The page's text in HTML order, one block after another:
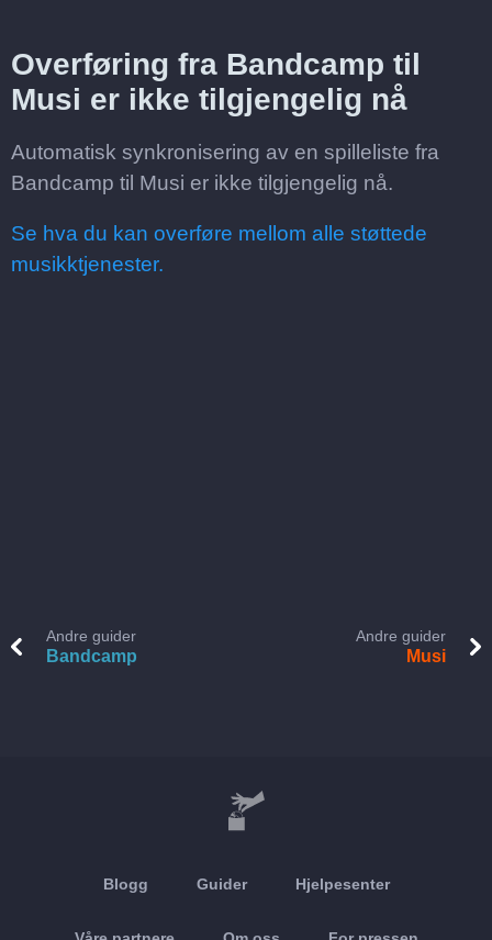
Overføring fra Bandcamp til
Musi er ikke tilgjengelig nå
Automatisk synkronisering av en spilleliste fra
Bandcamp til Musi er ikke tilgjengelig nå.
Se hva du kan overføre mellom alle støttede
musikktjenester.
Andre guider
Bandcamp
Andre guider
Musi
Blogg Guider Hjelpesenter